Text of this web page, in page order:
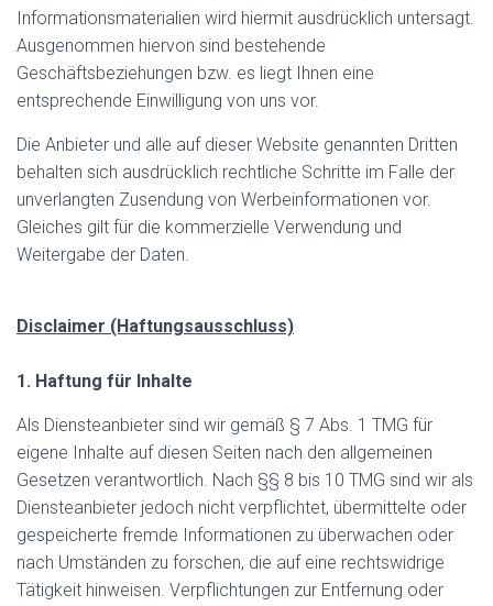
Informationsmaterialien wird hiermit ausdrücklich untersagt.
Ausgenommen hiervon sind bestehende
Geschäftsbeziehungen bzw. es liegt Ihnen eine
entsprechende Einwilligung von uns vor.
Die Anbieter und alle auf dieser Website genannten Dritten
behalten sich ausdrücklich rechtliche Schritte im Falle der
unverlangten Zusendung von Werbeinformationen vor.
Gleiches gilt für die kommerzielle Verwendung und
Weitergabe der Daten.
Disclaimer (Haftungsausschluss)
1. Haftung für Inhalte
Als Diensteanbieter sind wir gemäß § 7 Abs. 1 TMG für
eigene Inhalte auf diesen Seiten nach den allgemeinen
Gesetzen verantwortlich. Nach §§ 8 bis 10 TMG sind wir als
Diensteanbieter jedoch nicht verpflichtet, übermittelte oder
gespeicherte fremde Informationen zu überwachen oder
nach Umständen zu forschen, die auf eine rechtswidrige
Tätigkeit hinweisen. Verpflichtungen zur Entfernung oder